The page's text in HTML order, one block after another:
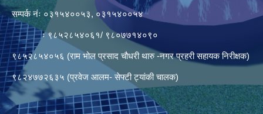
सम्पर्क नंः ०३१५४००५३, ०३१५४००५४
ः ९८५२८५४०६१/ ९८०७७१४०९०
९८५२८५४०५६ (राम भोल प्रसाद चौधरी थारु -नगर प्रहरी सहायक निरीक्षक)
९८२४७७२६३५ (प्रवेज आलम- सेफ्टी ट्यांकी चालक)